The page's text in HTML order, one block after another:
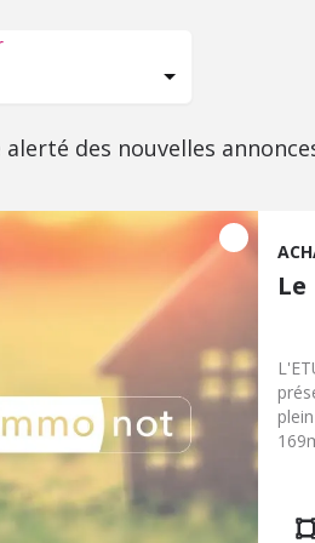
alerté des nouvelles
Le